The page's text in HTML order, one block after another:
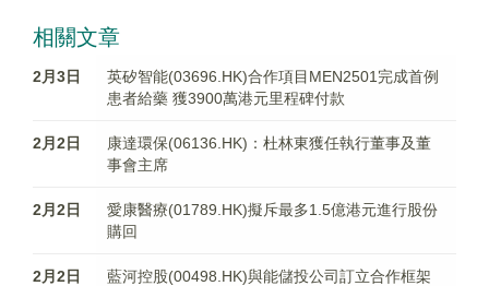
相關文章
2月3日
英矽智能(03696.HK)合作項目MEN2501完成首例
患者給藥 獲3900萬港元里程碑付款
2月2日
康達環保(06136.HK)：杜林東獲任執行董事及董
事會主席
2月2日
愛康醫療(01789.HK)擬斥最多1.5億港元進行股份
購回
2月2日
藍河控股(00498.HK)與能儲投公司訂立合作框架